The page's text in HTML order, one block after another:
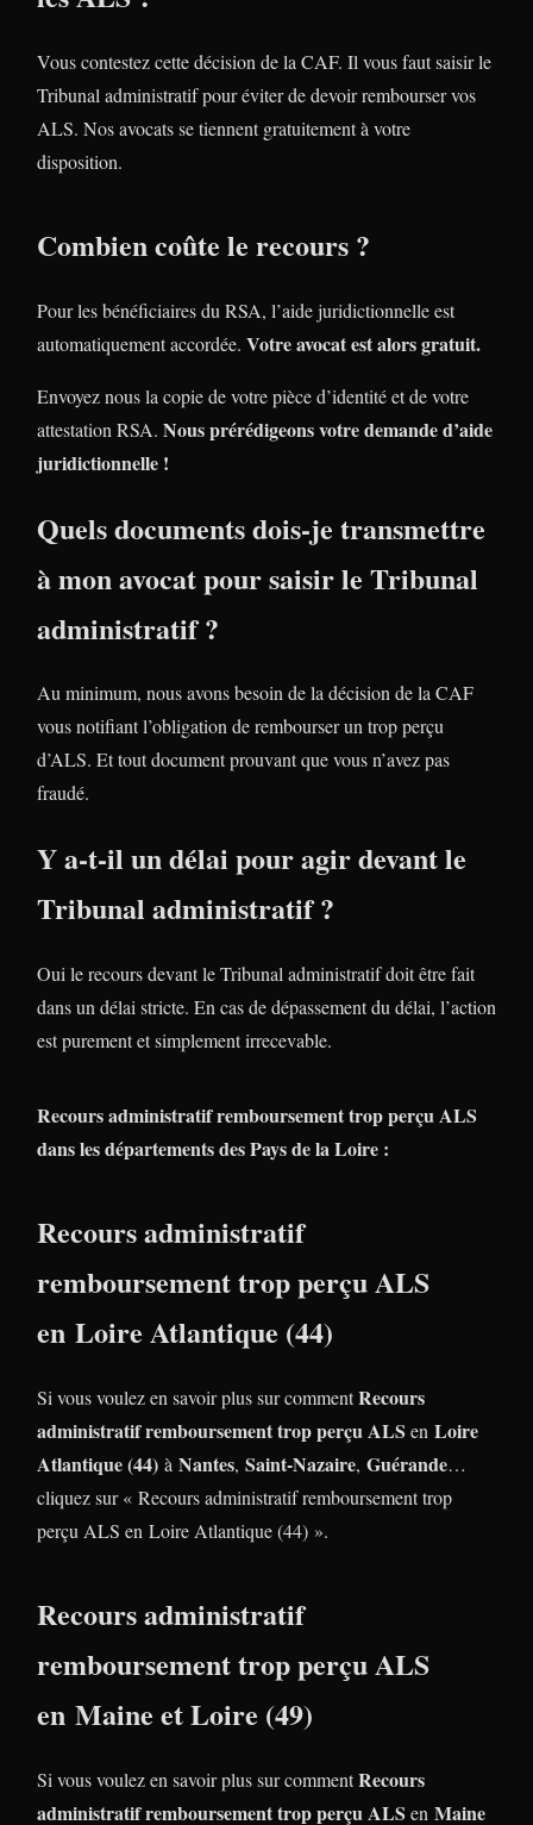
Vous contestez cette décision de la CAF. Il vous faut saisir le
Tribunal administratif pour éviter de devoir rembourser vos
ALS. Nos avocats se tiennent gratuitement à votre
disposition.
Combien coûte le recours ?
Pour les bénéficiaires du RSA, l’aide juridictionnelle est
automatiquement accordée. Votre avocat est alors gratuit.
Envoyez nous la copie de votre pièce d’identité et de votre
attestation RSA. Nous prérédigeons votre demande d’aide
juridictionnelle !
Quels documents dois-je transmettre
à mon avocat pour saisir le Tribunal
administratif ?
Au minimum, nous avons besoin de la décision de la CAF
vous notifiant l’obligation de rembourser un trop perçu
d’ALS. Et tout document prouvant que vous n’avez pas
fraudé.
Y a-t-il un délai pour agir devant le
Tribunal administratif ?
Oui le recours devant le Tribunal administratif doit être fait
dans un délai stricte. En cas de dépassement du délai, l’action
est purement et simplement irrecevable.
Recours administratif remboursement trop perçu ALS
dans les départements des Pays de la Loire :
Recours administratif
remboursement trop perçu ALS
en Loire Atlantique (44)
Si vous voulez en savoir plus sur commentRecours
administratif remboursement trop perçu ALS en Loire
Atlantique (44) à Nantes, Saint-Nazaire, Guérande…
cliquez sur « Recours administratif remboursement trop
perçu ALS en Loire Atlantique (44) ».
Recours administratif
remboursement trop perçu ALS
en Maine et Loire (49)
Si vous voulez en savoir plus sur commentRecours
administratif remboursement trop perçu ALS en Maine